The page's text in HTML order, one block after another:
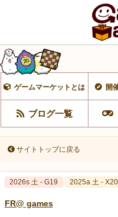
ゲームマーケットとは 開
ブログ一覧
サイトトップに戻る
2026s 土 - G19 2025a 土 - X20
FR@ games